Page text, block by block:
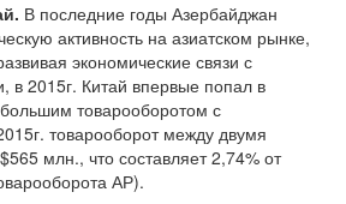
В последние годы Азербайджан
активность на азиатском рынке,
экономические связи с
в 2015г. Китай впервые попал в
товарооборотом с
товарооборот между двумя
млн., что составляет 2,74% от
АР).